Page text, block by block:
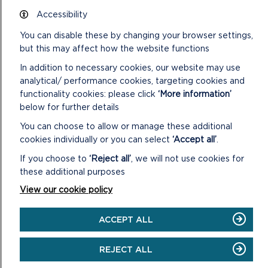
Gofynnir i’r Aelodau i gytuno ar benodiad dau Aelod
Annibynnol o’r Pwyllgor Safonau
27/20 Cydnabyddiaeth Aelod 2020/21
Mae’r adroddiad yn hysbysu’r Aelodau o benderfyniadau
Panel Annibynnol Cymru ar Daliadau Cydnabyddiaeth o ran y
Awdurdod y Parc Cenedlaethol yn y flwyddyn ariannol
2020/21.
28/20 Adolygiadau Datblygiad Personol
Adolygiad Datblygiad Personol ar gyfer Aelodau.
LAWRLWYTHWCH Y COFNODION
Accessibility
You can disable these by changing your browser settings,
but this may affect how the website functions
In addition to necessary cookies, our website may use
analytical/ performance cookies, targeting cookies and
functionality cookies: please click ‘More information’
below for further details
You can choose to allow or manage these additional
cookies individually or you can select ‘Accept all’
If you choose to ‘Reject all’ , we will not use cookies for
these additional purposes
View our cookie policy
ACCEPT ALL
REJECT ALL